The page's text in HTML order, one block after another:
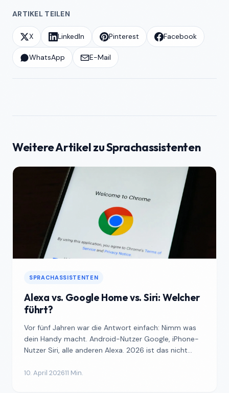
ARTIKEL TEILEN
X LinkedIn Pinterest Facebook
WhatsApp E-Mail
Weitere Artikel zu Sprachassistenten
SPRACHASSISTENTEN
Alexa vs. Google Home vs. Siri: Welcher
führt?
Vor fünf Jahren war die Antwort einfach: Nimm was
dein Handy macht. Android-Nutzer Google, iPhone-
Nutzer Siri, alle anderen Alexa. 2026 ist das nicht
10. April 202611 Min.